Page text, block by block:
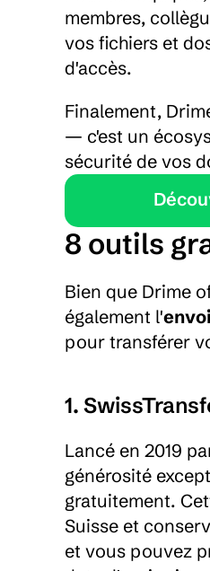
membres,
vos fichiers et
d'accès.
Finalement,
— c'est un
sécurité de vos
8 outils
Bien que Drime
également l'
pour transférer
1.
Lancé en 2019
générosité
gratuitement.
Suisse et
et vous pouvez